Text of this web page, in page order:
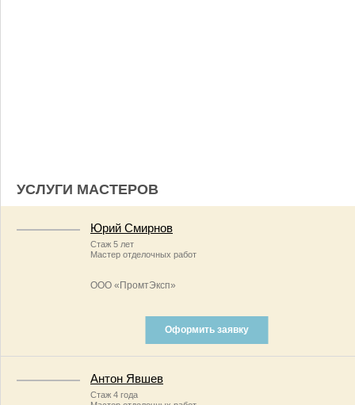
УСЛУГИ МАСТЕРОВ
Юрий Смирнов
Стаж 5 лет
Мастер отделочных работ
ООО «ПромтЭксп»
Оформить заявку
Антон Явшев
Стаж 4 года